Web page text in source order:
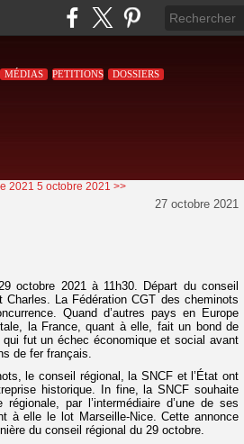
MÉDIAS PETITIONS DOSSIERS
2021 5 octobre 2021 >>
27 octobre 2021
octobre 2021 à 11h30. Départ du conseil
La Fédération CGT des cheminots
Quand d’autres pays en Europe
la France, quant à elle, fait un bond de
fut un échec économique et social avant
de fer français.
le conseil régional, la SNCF et l’État ont
historique. In fine, la SNCF souhaite
par l’intermédiaire d’une de ses
à elle le lot Marseille-Nice. Cette annonce
du conseil régional du 29 octobre.